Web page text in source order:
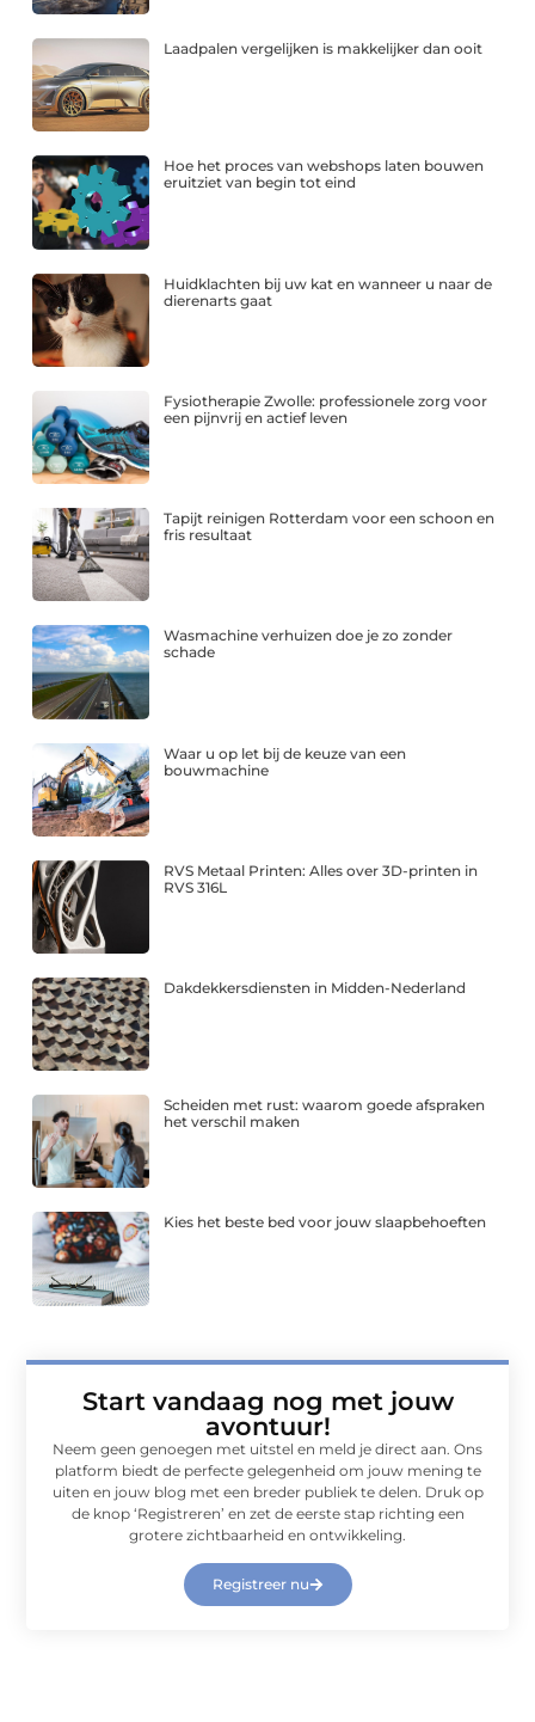
Laadpalen vergelijken is makkelijker dan ooit
Hoe het proces van webshops laten bouwen
eruitziet van begin tot eind
Huidklachten bij uw kat en wanneer u naar de
dierenarts gaat
Fysiotherapie Zwolle: professionele zorg voor
een pijnvrij en actief leven
Tapijt reinigen Rotterdam voor een schoon en
fris resultaat
Wasmachine verhuizen doe je zo zonder
schade
Waar u op let bij de keuze van een
bouwmachine
RVS Metaal Printen: Alles over 3D-printen in
RVS 316L
Dakdekkersdiensten in Midden-Nederland
Scheiden met rust: waarom goede afspraken
het verschil maken
Kies het beste bed voor jouw slaapbehoeften
Start vandaag nog met jouw
avontuur!
Neem geen genoegen met uitstel en meld je direct aan. Ons
platform biedt de perfecte gelegenheid om jouw mening te
uiten en jouw blog met een breder publiek te delen. Druk op
de knop ‘Registreren’ en zet de eerste stap richting een
grotere zichtbaarheid en ontwikkeling.
Registreer nu